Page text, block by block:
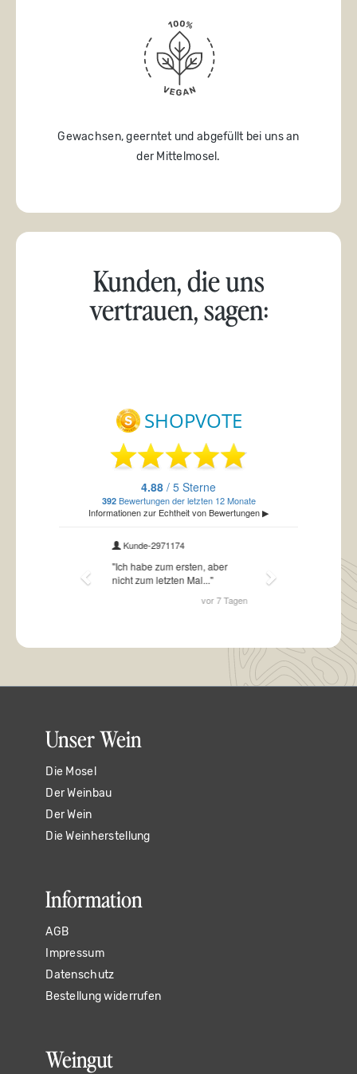
Gewachsen, geerntet und abgefüllt bei uns an
der Mittelmosel.
Kunden, die uns
vertrauen, sagen:
Unser Wein
Die Mosel
Der Weinbau
Der Wein
Die Weinherstellung
Information
AGB
Impressum
Datenschutz
Bestellung widerrufen
Weingut